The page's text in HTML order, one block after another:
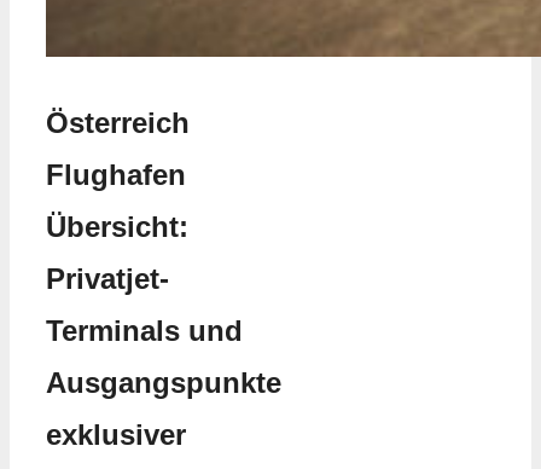
Österreich
Flughafen
Übersicht:
Privatjet-
Terminals und
Ausgangspunkte
exklusiver